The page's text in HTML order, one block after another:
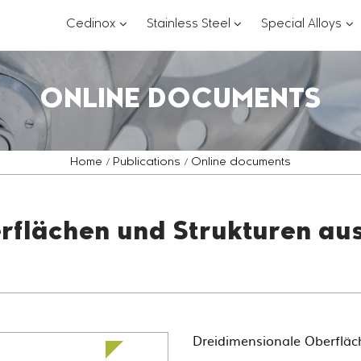
Cedinox???
Stainless Steel ???
Special Alloys ???
ONLINE DOCUMENTS
Home Publications Online documents
und Strukturen
Dreidimensionale